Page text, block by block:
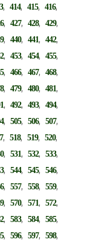
,414,415,416,
,427,428,429,
,440,441,442,
,453,454,455,
,466,467,468,
,479,480,481,
,492,493,494,
,505,506,507,
,518,519,520,
,531,532,533,
,544,545,546,
,557,558,559,
,570,571,572,
,583,584,585,
,596,597,598,